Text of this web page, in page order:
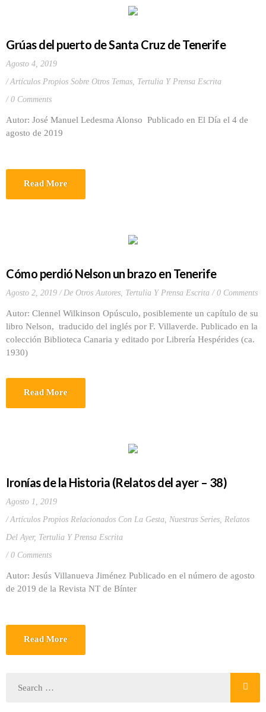
Grúas del puerto de Santa Cruz de Tenerife
Agosto 4, 2019
Artículos Propios Sobre Otros Temas, Tertulia Y Prensa Escrita
0 Comments
Autor: José Manuel Ledesma Alonso Publicado en El Día el 4 de
agosto de 2019
Read More
Cómo perdió Nelson un brazo en Tenerife
Agosto 2, 2019 De Otros Autores, Tertulia Y Prensa Escrita 0 Comments
Autor: Clennel Wilkinson Opúsculo, posiblemente un capítulo de su
libro Nelson, traducido del inglés por F. Villaverde. Publicado en la
colección Biblioteca Canaria y editado por Librería Hespérides (ca.
1930)
Read More
Ironías de la Historia (Relatos del ayer – 38)
Agosto 1, 2019
Artículos Propios Relacionados Con La Gesta, Nuestras Series, Relatos
Del Ayer, Tertulia Y Prensa Escrita
0 Comments
Autor: Jesús Villanueva Jiménez Publicado en el número de agosto
de 2019 de la Revista NT de Bínter
Read More